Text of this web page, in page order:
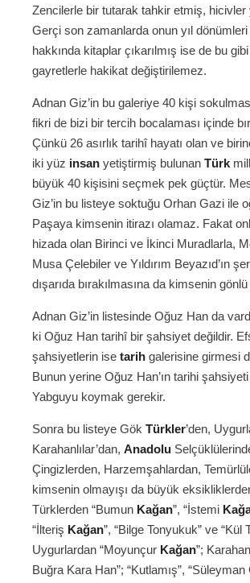
Zencilerle bir tutarak tahkir etmiş, hicivler
Gerçi son zamanlarda onun yıl dönümleri
hakkında kitaplar çıkarılmış ise de bu
gayretlerle hakikat değiştirilemez.
Adnan Giz’in bu galeriye 40 kişi
fikri de bizi bir tercih bocalaması içinde
Çünkü 26 asırlık tarihî hayatı olan ve
iki yüz insan yetiştirmiş bulunan Türk
büyük 40 kişisini seçmek pek güçtür.
Giz’in bu listeye soktuğu Orhan Gazi ile
Paşaya kimsenin itirazı olamaz. Fakat
hizada olan Birinci ve İkinci Muradlarla,
Musa Çelebiler ve Yıldırım Beyazıd’ın
dışarıda bırakılmasına da kimsenin
Adnan Giz’in listesinde Oğuz Han da
ki Oğuz Han tarihî bir şahsiyet değildir.
şahsiyetlerin ise tarih galerisine girmesi
Bunun yerine Oğuz Han’ın tarihi
Yabguyu koymak gerekir.
Sonra bu listeye Gök Türkler’den,
Karahanlılar’dan, Anadolu
Çingizlerden, Harzemşahlardan,
kimsenin olmayışı da büyük
Türklerden “Bumun Kağan”, “İstemi
“İlteriş Kağan”, “Bilge Tonyukuk” ve “Kül
Uygurlardan “Moyunçur Kağan”;
Buğra Kara Han”; “Kutlamış”, “Süleyman